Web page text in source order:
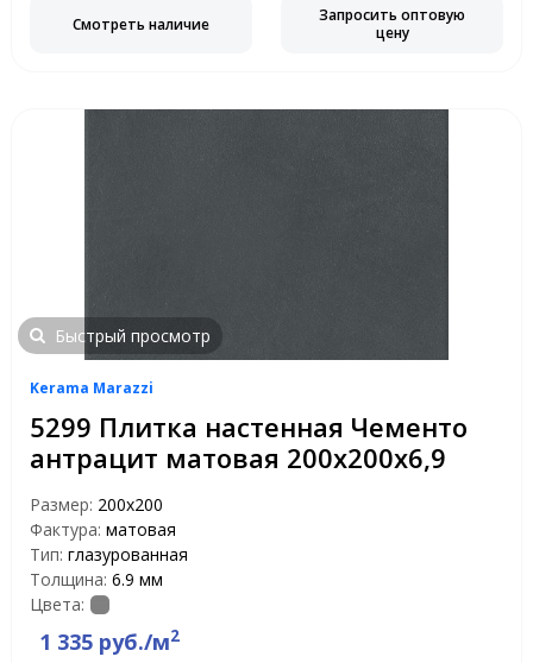
Смотреть наличие
Запросить оптовую
цену
Быстрый просмотр
Kerama Marazzi
5299 Плитка настенная Чементо
антрацит матовая 200х200х6,9
Размер: 200х200
Фактура: матовая
Тип: глазурованная
Толщина: 6.9 мм
Цвета:
1 335 руб./м2